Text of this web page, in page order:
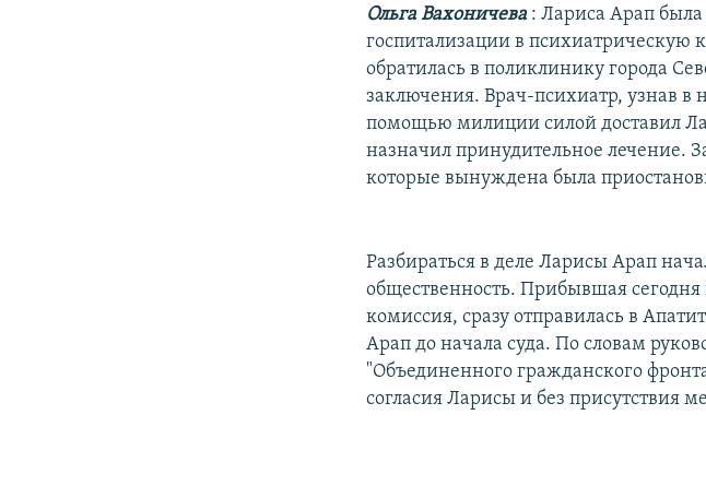
Ольга Вахоничева : Лариса Арап
госпитализации в психиатрическую
обратилась в поликлинику города
заключения. Врач-психиатр, узнав в
помощью милиции силой доставил
назначил принудительное лечение.
которые вынуждена была
Разбираться в деле Ларисы Арап
общественность. Прибывшая
комиссия, сразу отправилась в
Арап до начала суда. По словам
"Объединенного гражданского
согласия Ларисы и без присутствия